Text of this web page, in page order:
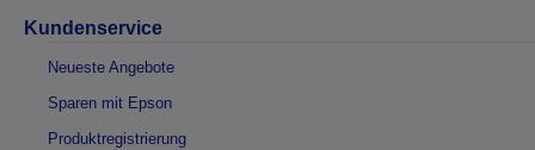
Kundenservice
Neueste Angebote
Sparen mit Epson
Produktregistrierung